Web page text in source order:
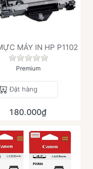
sản phẩm này.
MÁY IN HP P1102
Chưa có đánh giá
Premium
Đặt hàng
180.000₫